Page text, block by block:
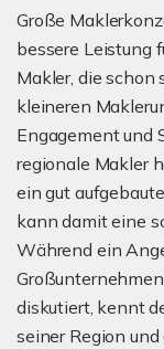
Große
bessere Leistung
Makler, die schon
kleineren
Engagement und
regionale Makler
ein gut
kann damit eine
Während ein
diskutiert, kennt
seiner Region